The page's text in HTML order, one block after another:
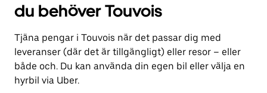
du behöver Touvois
Tjäna pengar i Touvois när det passar dig med
leveranser (där det är tillgängligt) eller resor – eller
både och. Du kan använda din egen bil eller välja en
hyrbil via Uber.